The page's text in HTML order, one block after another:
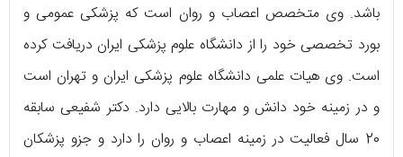
باشد. وی متخصص اعصاب و روان است که پزشکی عمومی و
بورد تخصصی خود را از دانشگاه علوم پزشکی ایران دریافت کرده
است. وی هیات علمی دانشگاه علوم پزشکی ایران و تهران است
و در زمینه خود دانش و مهارت بالایی دارد. دکتر شفیعی سابقه
20 سال فعالیت در زمینه اعصاب و روان را دارد و جزو پزشکان